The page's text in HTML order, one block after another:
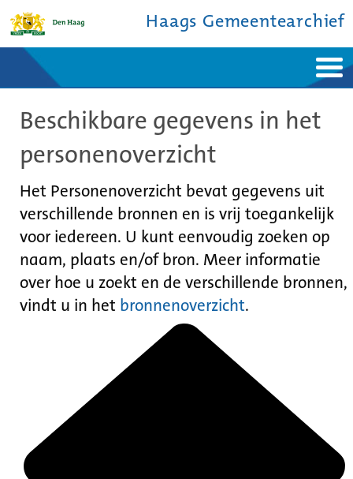
Haags Gemeentearchief
Ontdek de stad
De studiezaal
Bronnen en collecties
Contact
Beschikbare gegevens in het
personenoverzicht
Het Personenoverzicht bevat gegevens uit
verschillende bronnen en is vrij toegankelijk
voor iedereen. U kunt eenvoudig zoeken op
naam, plaats en/of bron. Meer informatie
over hoe u zoekt en de verschillende bronnen,
vindt u in het bronnenoverzicht.